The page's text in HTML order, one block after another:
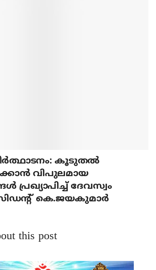
കൂടുതല്‍
വിപുലമായ
പ്രഖ്യാപിച്ച് ദേവസ്വം
കെ.ജയകുമാര്‍
this post